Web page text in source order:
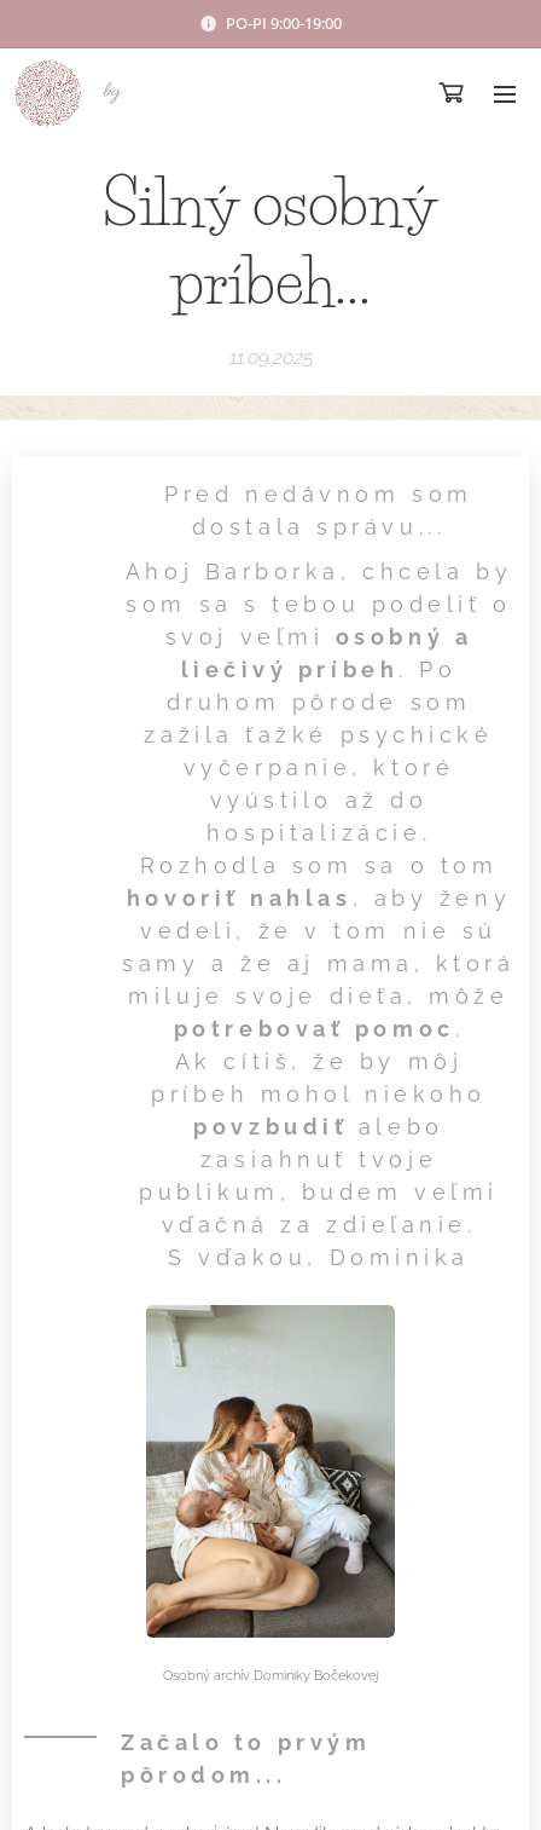
PO-PI 9:00-19:00
bg
Silný osobný
príbeh...
11.09.2025
Pred nedávnom som
dostala správu...
Ahoj Barborka, chcela by
som sa s tebou podeliť o
svoj veľmi osobný a
liečivý príbeh . Po
druhom pôrode som
zažila ťažké psychické
vyčerpanie, ktoré
vyústilo až do
hospitalizácie.
Rozhodla som sa o tom
hovoriť nahlas , aby ženy
vedeli, že v tom nie sú
samy a že aj mama, ktorá
miluje svoje dieťa, môže
potrebovať pomoc .
Ak cítiš, že by môj
príbeh mohol niekoho
povzbudiť alebo
zasiahnuť tvoje
publikum, budem veľmi
vďačná za zdieľanie.
S vďakou, Dominika
Osobný archív Dominiky Bočekovej
Začalo to prvým
pôrodom...